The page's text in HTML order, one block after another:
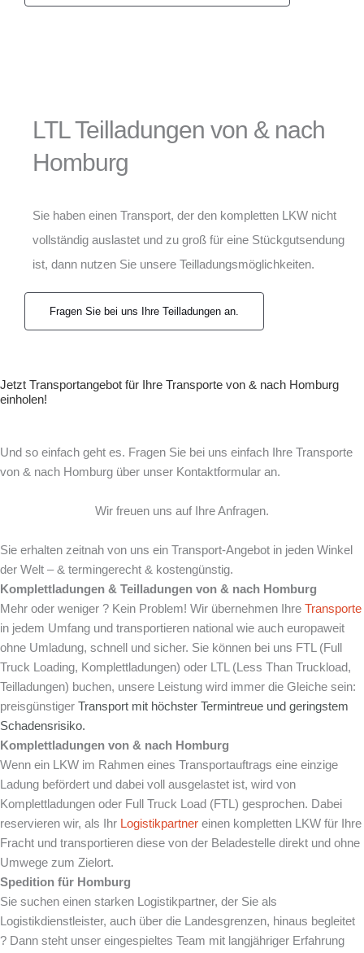
LTL Teilladungen von & nach
Homburg
Sie haben einen Transport, der den kompletten LKW nicht
vollständig auslastet und zu groß für eine Stückgutsendung
ist, dann nutzen Sie unsere Teilladungsmöglichkeiten.
Fragen Sie bei uns Ihre Teilladungen an.
Jetzt Transportangebot für Ihre Transporte von & nach Homburg
einholen!
Und so einfach geht es. Fragen Sie bei uns einfach Ihre Transporte
von & nach Homburg über unser Kontaktformular an.
Wir freuen uns auf Ihre Anfragen.
Sie erhalten zeitnah von uns ein Transport-Angebot in jeden Winkel
der Welt – & termingerecht & kostengünstig.
Komplettladungen & Teilladungen von & nach Homburg
Mehr oder weniger ? Kein Problem! Wir übernehmen Ihre Transporte
in jedem Umfang und transportieren national wie auch europaweit
ohne Umladung, schnell und sicher. Sie können bei uns FTL (Full
Truck Loading, Komplettladungen) oder LTL (Less Than Truckload,
Teilladungen) buchen, unsere Leistung wird immer die Gleiche sein:
preisgünstiger Transport mit höchster Termintreue und geringstem
Schadensrisiko.
Komplettladungen von & nach Homburg
Wenn ein LKW im Rahmen eines Transportauftrags eine einzige
Ladung befördert und dabei voll ausgelastet ist, wird von
Komplettladungen oder Full Truck Load (FTL) gesprochen. Dabei
reservieren wir, als Ihr Logistikpartner einen kompletten LKW für Ihre
Fracht und transportieren diese von der Beladestelle direkt und ohne
Umwege zum Zielort.
Spedition für Homburg
Sie suchen einen starken Logistikpartner, der Sie als
Logistikdienstleister, auch über die Landesgrenzen, hinaus begleitet
? Dann steht unser eingespieltes Team mit langjähriger Erfahrung